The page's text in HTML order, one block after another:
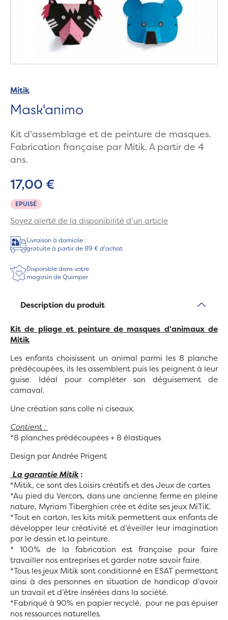
Mitik
Mask'animo
Kit d'assemblage et de peinture de masques.
Fabrication française par Mitik. A partir de 4
ans.
EPUISÉ
17,00 €
Soyez alerté de la disponibilité d’un article
Livraison à domicile :
gratuite à partir de 89 € d'achat
Disponible dans votre
magasin de Quimper
Description du produit
Kit de pliage et peinture de masques d'animaux de
Mitik
Les enfants choisissent un animal parmi les 8 planche
prédécoupées, ils les assemblent puis les peignent à leur
guise. Idéal pour compléter son déguisement de
carnaval.
Une création sans colle ni ciseaux.
Contient :
*8 planches prédécoupées + 8 élastiques
Design par Andrée Prigent
La garantie Mitik :
*Mitik, ce sont des Loisirs créatifs et des Jeux de cartes
*Au pied du Vercors, dans une ancienne ferme en pleine
nature, Myriam Tiberghien crée et édite ses jeux MiTiK.
*Tout en carton, les kits mitik permettent aux enfants de
développer leur créativité et d’éveiller leur imagination
par le dessin et la peinture.
* 100% de la fabrication est française pour faire
travailler nos entreprises et garder notre savoir faire.
*Tous les jeux Mitik sont conditionné en ESAT permettant
ainsi à des personnes en situation de handicap d’avoir
un travail et d’être insérées dans la société.
*Fabriqué à 90% en papier recyclé, pour ne pas épuiser
nos ressources naturelles.